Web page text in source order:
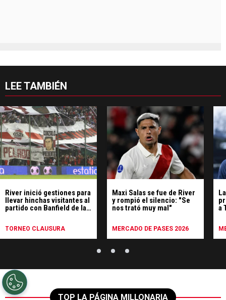
LEE TAMBIÉN
River inició gestiones para
llevar hinchas visitantes al
partido con Banfield de la
TORNEO CLAUSURA
Maxi Salas se fue de River
y rompió el silencio: "Se
nos trató muy mal"
MERCADO DE PASES 2026
a
TOP LA PÁGINA MILLONARIA